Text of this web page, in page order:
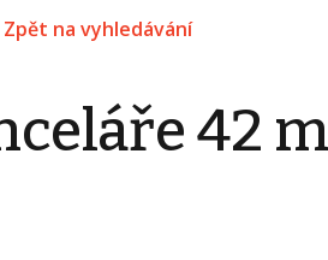
Zpět na vyhledávání
42